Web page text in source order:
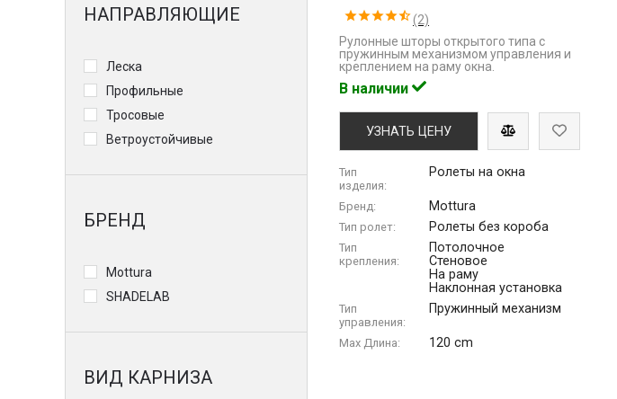
(2)
Рулонные шторы открытого типа с
пружинным механизмом управления и
креплением на раму окна.
В наличии
УЗНАТЬ ЦЕНУ
Тип
изделия:
Ролеты на окна
Бренд: Mottura
Тип ролет: Ролеты без короба
Тип
крепления:
Потолочное
Стеновое
На раму
Наклонная установка
Тип
управления:
Пружинный механизм
Max Длина: 120 cm
НАПРАВЛЯЮЩИЕ
Леска
Профильные
Тросовые
Ветроустойчивые
БРЕНД
Mottura
SHADELAB
ВИД КАРНИЗА